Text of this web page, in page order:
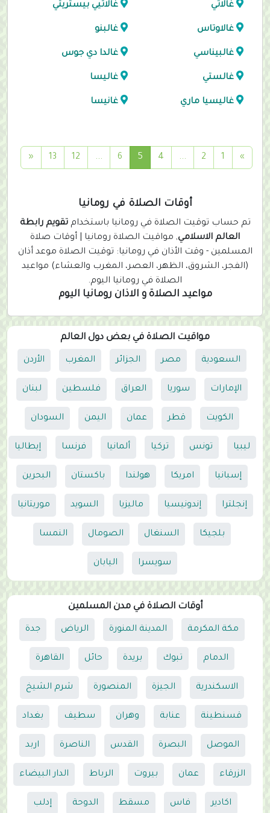
غالاتي غالاتيي بيستريتي
غالاوتاس غالبنو
غالبيناسي غالدا دي جوس
غالستي غاليسا
غاليسيا ماري غانيسا
»
1
2
...
4
5
c
r
e
t
6
...
12
13
«
أوقات الصلاة في رومانيا
تم حساب توقيت الصلاة في رومانيا باستخدامتقويم رابطة
العالم الاسلامي, مواقيت الصلاة رومانيا | أوقات صلاة
المسلمين - وقت الأذان في رومانيا: توقيت الصلاة موعد أذان
(الفجر، الشروق، الظهر، العصر، المغرب والعشاء) مواعيد
الصلاة في رومانيا اليوم.
مواعيد الصلاة و الاذان رومانيا اليوم
مواقيت الصلاة في بعض دول العالم
السعودية مصر الجزائر المغرب الأردن
الإمارات سوريا العراق فلسطين لبنان
الكويت قطر عمان اليمن السودان
ليبيا تونس تركيا ألمانيا فرنسا إيطاليا
إسبانيا امريكا هولندا باكستان البحرين
إنجلترا إندونيسيا ماليزيا السويد موريتانيا
بلجيكا السنغال الصومال النمسا
سويسرا اليابان
أوقات الصلاة في مدن المسلمين
مكة المكرمة المدينة المنورة الرياض جدة
الدمام تبوك بريدة حائل القاهرة
الاسكندرية الجيزة المنصورة شرم الشيخ
قسنطينة عنابة وهران سطيف بغداد
الموصل البصرة القدس الناصرة اربد
الزرقاء عمان بيروت الرباط الدار البيضاء
اكادير فاس مسقط الدوحة إدلب